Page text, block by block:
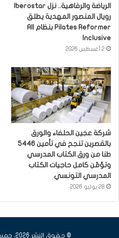
رويال المنصور المهدية يطلق
Pilates Reformer بنظام All
Inclusive
2 أغسطس 2026
شركة عجين الحلفاء والورق
بالقصرين تنجح في تأمين 5446
طنا من ورق الكتاب المدرسي
وتؤمّن كامل حاجيات الكتاب
المدرسي التونسي
28 يوليو 2026
© حقوق النشر 2026، جميع الحقوق محفوظة